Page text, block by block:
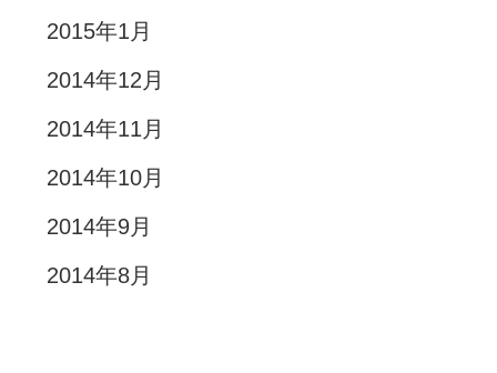
2015年1月
2014年12月
2014年11月
2014年10月
2014年9月
2014年8月